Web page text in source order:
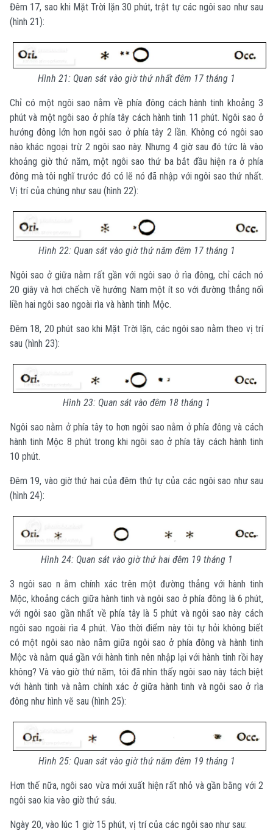
Đêm 17, sao khi Mặt Trời lặn 30 phút, trật tự các ngôi sao như sau
(hình 21):
Hình 21: Quan sát vào giờ thứ nhất đêm 17 tháng 1
Chỉ có một ngôi sao nằm về phía đông cách hành tinh khoảng 3
phút và một ngôi sao ở phía tây cách hành tinh 11 phút. Ngôi sao ở
hướng đông lớn hơn ngôi sao ở phía tây 2 lần. Không có ngôi sao
nào khác ngoại trừ 2 ngôi sao này. Nhưng 4 giờ sau đó tức là vào
khoảng giờ thứ năm, một ngôi sao thứ ba bắt đầu hiện ra ở phía
đông mà tôi nghĩ trước đó có lẽ nó đã nhập với ngôi sao thứ nhất.
Vị trí của chúng như sau (hình 22):
Hình 22: Quan sát vào giờ thứ năm đêm 17 tháng 1
Ngôi sao ở giữa nằm rất gần với ngôi sao ở rìa đông, chỉ cách nó
20 giây và hơi chếch về hướng Nam một ít so với đường thẳng nối
liền hai ngôi sao ngoài rìa và hành tinh Mộc.
Đêm 18, 20 phút sao khi Mặt Trời lặn, các ngôi sao nằm theo vị trí
sau (hình 23):
Hình 23: Quan sát vào đêm 18 tháng 1
Ngôi sao nằm ở phía tây to hơn ngôi sao nằm ở phía đông và cách
hành tinh Mộc 8 phút trong khi ngôi sao ở phía tây cách hành tinh
10 phút.
Đêm 19, vào giờ thứ hai của đêm thứ tự của các ngôi sao như sau
(hình 24):
Hình 24: Quan sát vào giờ thứ hai đêm 19 tháng 1
3 ngôi sao n ằm chính xác trên một đường thẳng với hành tinh
Mộc, khoảng cách giữa hành tinh và ngôi sao ở phía đông là 6 phút,
với ngôi sao gần nhất về phía tây là 5 phút và ngôi sao này cách
ngôi sao ngoài rìa 4 phút. Vào thời điểm này tôi tự hỏi không biết
có một ngôi sao nào nằm giữa ngôi sao ở phía đông và hành tinh
Mộc và nằm quá gần với hành tinh nên nhập lại với hành tinh rồi hay
không? Và vào giờ thứ năm, tôi đã nhìn thấy ngôi sao này tách biệt
với hành tinh và nằm chính xác ở giữa hành tinh và ngôi sao ở rìa
đông như hình vẽ sau (hình 25):
Hình 25: Quan sát vào giờ thứ năm đêm 19 tháng 1
Hơn thế nữa, ngôi sao vừa mới xuất hiện rất nhỏ và gần bằng với 2
ngôi sao kia vào giờ thứ sáu.
Ngày 20, vào lúc 1 giờ 15 phút, vị trí của các ngôi sao như sau: